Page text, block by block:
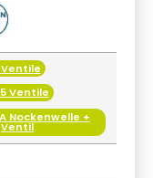
Ventile
Ventile
Nockenwelle +
Ventil